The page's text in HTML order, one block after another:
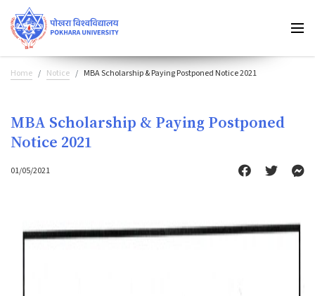
Home Notice MBA Scholarship & Paying Postponed Notice 2021
MBA Scholarship & Paying Postponed
Notice 2021
01/05/2021